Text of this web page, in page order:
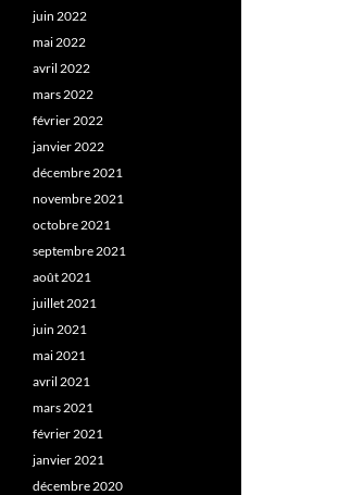
juin 2022
mai 2022
avril 2022
mars 2022
février 2022
janvier 2022
décembre 2021
novembre 2021
octobre 2021
septembre 2021
août 2021
juillet 2021
juin 2021
mai 2021
avril 2021
mars 2021
février 2021
janvier 2021
décembre 2020